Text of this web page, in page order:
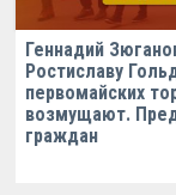
Геннадий
Ростиславу
первомайских
возмущают.
граждан